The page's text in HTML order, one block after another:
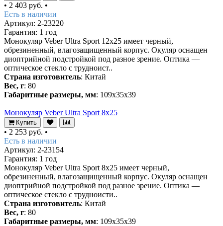
• 2 403 руб. •
Есть в наличии
Артикул: 2-23220
Гарантия: 1 год
Монокуляр Veber Ultra Sport 12x25 имеет черный,
обрезиненный, влагозащищенный корпус. Окуляр оснащен
диоптрийной подстройкой под разное зрение. Оптика —
оптическое стекло с трудноист..
Страна изготовитель: Китай
Вес, г: 80
Габаритные размеры, мм: 109x35x39
Монокуляр Veber Ultra Sport 8x25
Купить
• 2 253 руб. •
Есть в наличии
Артикул: 2-23154
Гарантия: 1 год
Монокуляр Veber Ultra Sport 8x25 имеет черный,
обрезиненный, влагозащищенный корпус. Окуляр оснащен
диоптрийной подстройкой под разное зрение. Оптика —
оптическое стекло с трудноисти..
Страна изготовитель: Китай
Вес, г: 80
Габаритные размеры, мм: 109x35x39